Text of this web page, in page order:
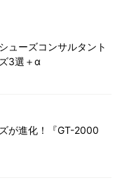
ューズコンサルタント
3選＋α
が進化！『GT-2000